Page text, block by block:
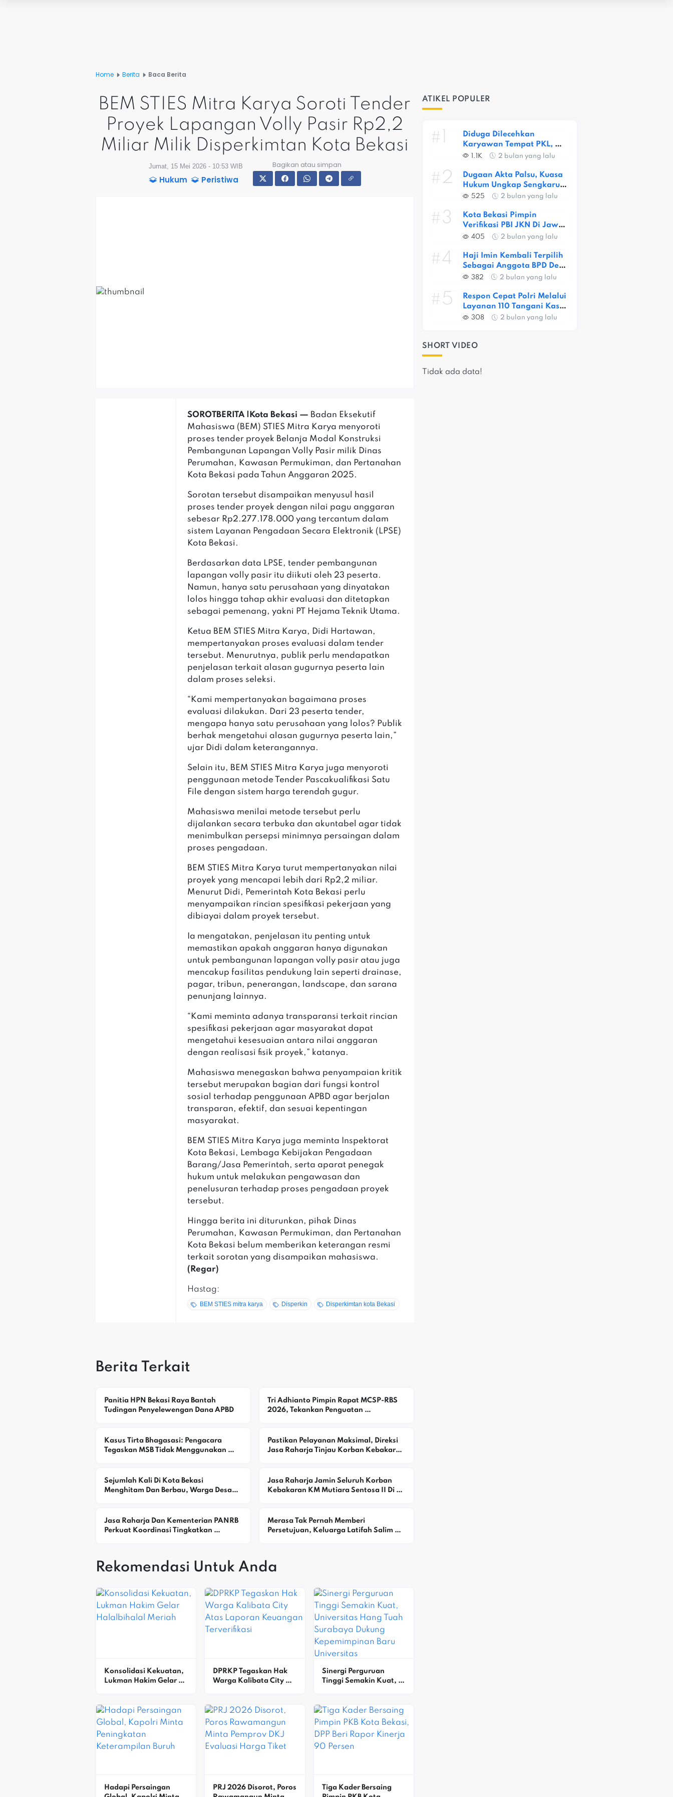
Home Berita Baca Berita
BEM STIES Mitra Karya Soroti Tender
Proyek Lapangan Volly Pasir Rp2,2
Miliar Milik Disperkimtan Kota Bekasi
Jumat, 15 Mei 2026 - 10:53 WIB
Hukum Peristiwa
Bagikan atau simpan
SOROTBERITA |Kota Bekasi — Badan Eksekutif
Mahasiswa (BEM) STIES Mitra Karya menyoroti
proses tender proyek Belanja Modal Konstruksi
Pembangunan Lapangan Volly Pasir milik Dinas
Perumahan, Kawasan Permukiman, dan Pertanahan
Kota Bekasi pada Tahun Anggaran 2025.
‎Sorotan tersebut disampaikan menyusul hasil
proses tender proyek dengan nilai pagu anggaran
sebesar Rp2.277.178.000 yang tercantum dalam
sistem Layanan Pengadaan Secara Elektronik (LPSE)
Kota Bekasi.
‎Berdasarkan data LPSE, tender pembangunan
lapangan volly pasir itu diikuti oleh 23 peserta.
Namun, hanya satu perusahaan yang dinyatakan
lolos hingga tahap akhir evaluasi dan ditetapkan
sebagai pemenang, yakni PT Hejama Teknik Utama.
‎Ketua BEM STIES Mitra Karya, Didi Hartawan,
mempertanyakan proses evaluasi dalam tender
tersebut. Menurutnya, publik perlu mendapatkan
penjelasan terkait alasan gugurnya peserta lain
dalam proses seleksi.
‎“Kami mempertanyakan bagaimana proses
evaluasi dilakukan. Dari 23 peserta tender,
mengapa hanya satu perusahaan yang lolos? Publik
berhak mengetahui alasan gugurnya peserta lain,”
ujar Didi dalam keterangannya.
‎Selain itu, BEM STIES Mitra Karya juga menyoroti
penggunaan metode Tender Pascakualifikasi Satu
File dengan sistem harga terendah gugur.
‎‎Mahasiswa menilai metode tersebut perlu
dijalankan secara terbuka dan akuntabel agar tidak
menimbulkan persepsi minimnya persaingan dalam
proses pengadaan.
‎BEM STIES Mitra Karya turut mempertanyakan nilai
proyek yang mencapai lebih dari Rp2,2 miliar.
Menurut Didi, Pemerintah Kota Bekasi perlu
menyampaikan rincian spesifikasi pekerjaan yang
dibiayai dalam proyek tersebut.
‎Ia mengatakan, penjelasan itu penting untuk
memastikan apakah anggaran hanya digunakan
untuk pembangunan lapangan volly pasir atau juga
mencakup fasilitas pendukung lain seperti drainase,
pagar, tribun, penerangan, landscape, dan sarana
penunjang lainnya.
‎“Kami meminta adanya transparansi terkait rincian
spesifikasi pekerjaan agar masyarakat dapat
mengetahui kesesuaian antara nilai anggaran
dengan realisasi fisik proyek,” katanya.
‎Mahasiswa menegaskan bahwa penyampaian kritik
tersebut merupakan bagian dari fungsi kontrol
sosial terhadap penggunaan APBD agar berjalan
transparan, efektif, dan sesuai kepentingan
masyarakat.
‎BEM STIES Mitra Karya juga meminta Inspektorat
Kota Bekasi, Lembaga Kebijakan Pengadaan
Barang/Jasa Pemerintah, serta aparat penegak
hukum untuk melakukan pengawasan dan
penelusuran terhadap proses pengadaan proyek
tersebut.
‎Hingga berita ini diturunkan, pihak Dinas
Perumahan, Kawasan Permukiman, dan Pertanahan
Kota Bekasi belum memberikan keterangan resmi
terkait sorotan yang disampaikan mahasiswa.
(Regar)
Hastag:
BEM STIES mitra karya Disperkin Disperkimtan kota Bekasi
ATIKEL POPULER
#1
Diduga Dilecehkan
Karyawan Tempat PKL,
Siswi SMKN 1 Kota Bekasi
1.1K 2 bulan yang lalu
#2
Dugaan Akta Palsu, Kuasa
Hukum Ungkap Sengkarut
Lahan Ceger
525 2 bulan yang lalu
#3
Kota Bekasi Pimpin
Verifikasi PBI JKN Di Jawa
Barat, Capaian Provinsi
405 2 bulan yang lalu
#4
Haji Imin Kembali Terpilih
Sebagai Anggota BPD Desa
Satria Jaya
382 2 bulan yang lalu
#5
Respon Cepat Polri Melalui
Layanan 110 Tangani Kasus
Dugaan Pembunuhan Di
308 2 bulan yang lalu
SHORT VIDEO
Tidak ada data!
Berita Terkait
Panitia HPN Bekasi Raya Bantah
Tudingan Penyelewengan Dana APBD
Tri Adhianto Pimpin Rapat MCSP-RBS
2026, Tekankan Penguatan
Kasus Tirta Bhagasasi: Pengacara
Tegaskan MSB Tidak Menggunakan
Pastikan Pelayanan Maksimal, Direksi
Jasa Raharja Tinjau Korban Kebakaran
Sejumlah Kali Di Kota Bekasi
Menghitam Dan Berbau, Warga Desak
Jasa Raharja Jamin Seluruh Korban
Kebakaran KM Mutiara Sentosa II Di
Jasa Raharja Dan Kementerian PANRB
Perkuat Koordinasi Tingkatkan
Merasa Tak Pernah Memberi
Persetujuan, Keluarga Latifah Salim
Rekomendasi Untuk Anda
Konsolidasi Kekuatan,
Lukman Hakim Gelar
DPRKP Tegaskan Hak
Warga Kalibata City
Sinergi Perguruan
Tinggi Semakin Kuat,
Kepemimpinan Baru
Universitas
Bhayangkara Jakarta
Jaya
Hadapi Persaingan
PRJ 2026 Disorot, Poros
Tiga Kader Bersaing